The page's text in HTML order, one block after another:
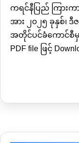
ကရင်နီပြည် ကြားက
အား ၂၀၂၅ ခုနှစ်၊
အတိုင်ပင်ခံကောင်စီ
PDF file ဖြင့်